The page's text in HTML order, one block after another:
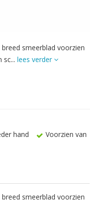
smeerblad voorzien
sc... lees verder
hand
Voorzien van
smeerblad voorzien